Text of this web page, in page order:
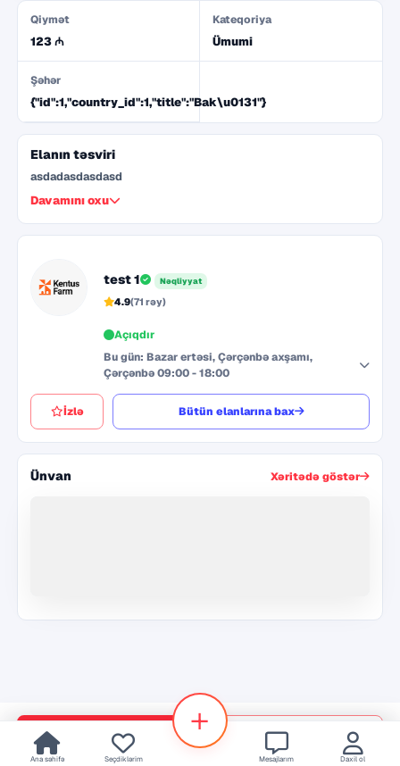
Qiymət
123 ₼
Kateqoriya
Ümumi
Şəhər
{"id":1,"country_id":1,"title":"Bak\u0131"}
Elanın təsviri
asdadasdasdasd
Davamını oxu
test 1 Nəqliyyat
4.9(71 rəy)
Açıqdır
Bu gün: Bazar ertəsi, Çərçənbə axşamı,
Çərçənbə 09:00 - 18:00
İzlə Bütün elanlarına bax
Ünvan Xəritədə göstər
Zəng et Mesaj yaz
Ana səhifə Seçdiklərim
+
Mesajlarım Daxil ol